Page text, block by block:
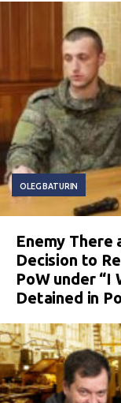
OLEG BATURIN
Enemy There
Decision to
PoW under “I
Detained in